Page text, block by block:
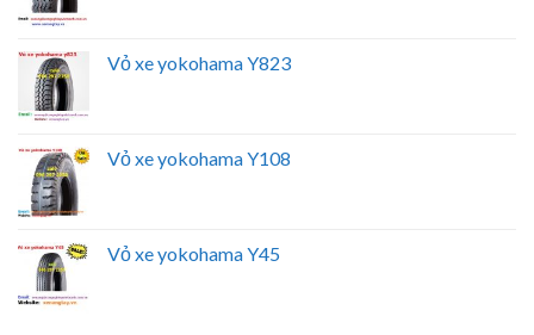
Vỏ xe yokohama Y823
Vỏ xe yokohama Y108
Vỏ xe yokohama Y45